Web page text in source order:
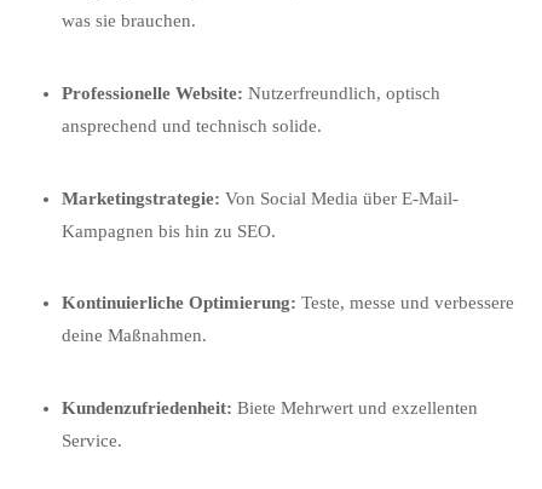
was sie brauchen.
Professionelle Website: Nutzerfreundlich, optisch
ansprechend und technisch solide.
Marketingstrategie: Von Social Media über E-Mail-
Kampagnen bis hin zu SEO.
Kontinuierliche Optimierung: Teste, messe und verbessere
deine Maßnahmen.
Kundenzufriedenheit: Biete Mehrwert und exzellenten
Service.